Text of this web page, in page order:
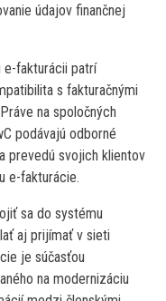
údajov finančnej
e-fakturácii patrí
s fakturačnými
na spoločných
podávajú odborné
prevedú svojich klientov
e-fakturácie.
sa do systému
aj prijímať v sieti
je súčasťou
na modernizáciu